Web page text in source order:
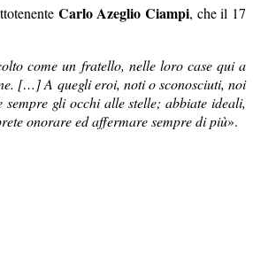
Carlo Azeglio Ciampi, che il 17
come un fratello, nelle loro case qui a
[…] A quegli eroi, noti o sconosciuti, noi
gli occhi alle stelle; abbiate ideali,
onorare ed affermare sempre di più».